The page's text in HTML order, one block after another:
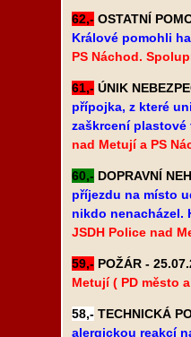
62,- OSTATNÍ
Králové pomohli
PS Náchod.
61,- ÚNIK
přípojka, z které
zaškrcení plastové
nad Metují a PS
60,- DOPRAVNÍ
příjezdu na místo
nikdo nenacházel.
JSDH Police nad
59,- POŽÁR -
Metují ( PD město
58,- TECHNICKÁ
alergickou reakcí